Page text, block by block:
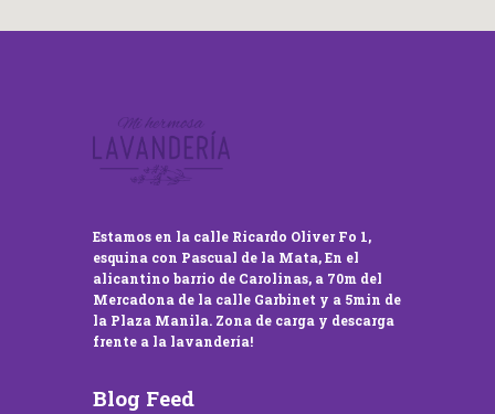
Estamos en la calle Ricardo Oliver Fo 1,
esquina con Pascual de la Mata, En el
alicantino barrio de Carolinas, a 70m del
Mercadona de la calle Garbinet y a 5min de
la Plaza Manila. Zona de carga y descarga
frente a la lavandería!
Blog Feed